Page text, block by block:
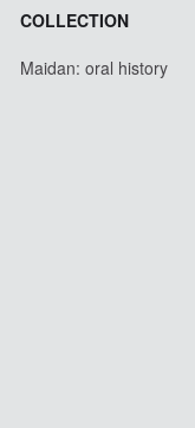
COLLECTION
Maidan: oral history